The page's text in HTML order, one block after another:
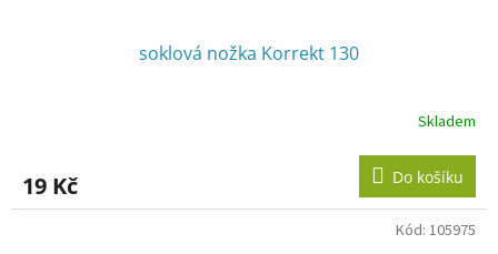
soklová nožka Korrekt 130
Skladem
19 Kč Do košíku
Kód: 105975